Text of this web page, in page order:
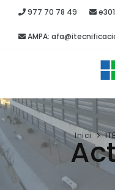
977 70 78 49
AMPA:
INICI
EL CENTRE
SECRETARIA
Inici